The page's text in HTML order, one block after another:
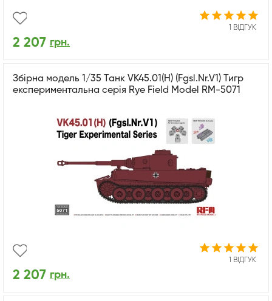
1 ВІДГУК
2 207 грн.
Збірна модель 1/35 Танк VK45.01(H) (Fgsl.Nr.V1) Тигр
експериментальна серія Rye Field Model RM-5071
1 ВІДГУК
2 207 грн.